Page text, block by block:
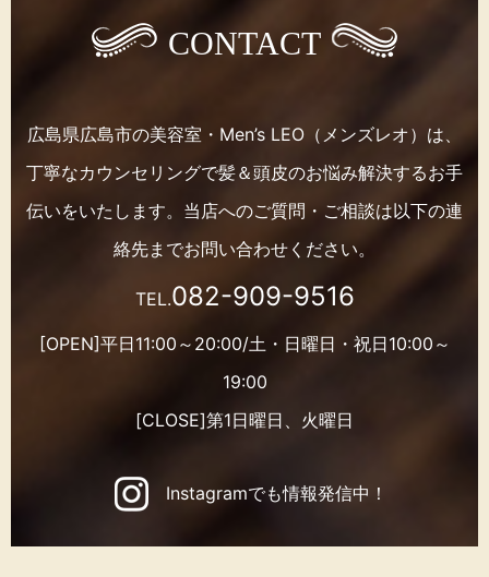
CONTACT
広島県広島市の美容室・Men’s LEO（メンズレオ）は、
丁寧なカウンセリングで髪＆頭皮のお悩み解決するお手
伝いをいたします。 当店へのご質問・ご相談は以下の連
絡先までお問い合わせください。
TEL.082-909-9516
[OPEN]平日11:00～20:00/土・日曜日・祝日10:00～
19:00
[CLOSE]第1日曜日、火曜日
Instagramでも情報発信中！